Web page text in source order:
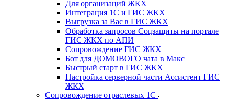
Для организаций ЖКХ
Интеграция 1С и ГИС ЖКХ
Выгрузка за Вас в ГИС ЖКХ
Обработка запросов Соцзащиты на портале
ГИС ЖКХ по АПИ
Сопровождение ГИС ЖКХ
Бот для ДОМОВОГО чата в Макс
Быстрый старт в ГИС ЖКХ
Настройка серверной части Ассистент ГИС
ЖКХ
Сопровождение отраслевых 1С